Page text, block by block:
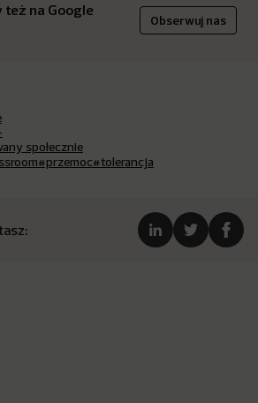
też na Google
Obserwuj nas
społecznie
#przemoc#tolerancja